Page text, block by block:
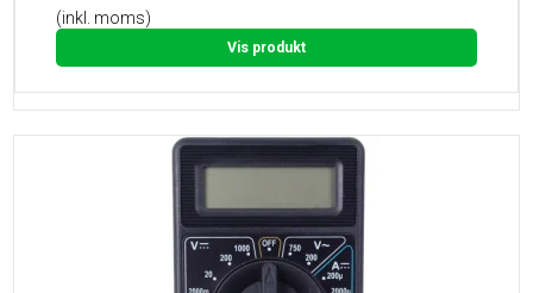
(inkl. moms)
Vis produkt